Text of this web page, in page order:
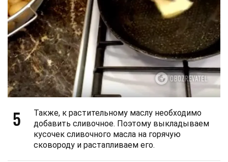
5
Также, к растительному маслу необходимо
добавить сливочное. Поэтому выкладываем
кусочек сливочного масла на горячую
сковороду и растапливаем его.